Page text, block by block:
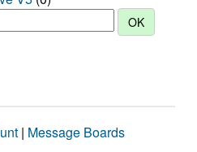
| Message Boards